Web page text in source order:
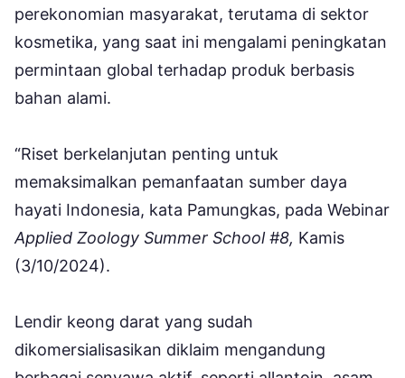
perekonomian masyarakat, terutama di sektor
kosmetika, yang saat ini mengalami peningkatan
permintaan global terhadap produk berbasis
bahan alami.
“Riset berkelanjutan penting untuk
memaksimalkan pemanfaatan sumber daya
hayati Indonesia, kata Pamungkas, pada Webinar
Applied Zoology Summer School #8, Kamis
(3/10/2024).
Lendir keong darat yang sudah
dikomersialisasikan diklaim mengandung